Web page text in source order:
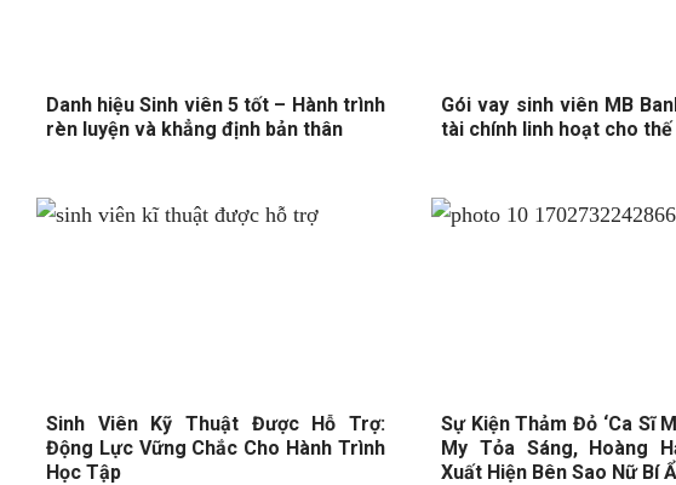
Danh hiệu Sinh viên 5 tốt – Hành trình
rèn luyện và khẳng định bản thân
Gói vay sinh viên MB
tài chính linh hoạt cho
Sinh Viên Kỹ Thuật Được Hỗ Trợ:
Động Lực Vững Chắc Cho Hành Trình
Học Tập
Sự Kiện Thảm Đỏ ‘Ca Sĩ
My Tỏa Sáng, Hoàng
Xuất Hiện Bên Sao Nữ Bí